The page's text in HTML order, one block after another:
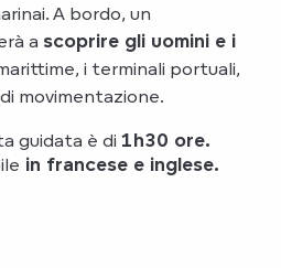
A bordo, un
a scoprire gli uomini e i
i terminali portuali,
movimentazione.
guidata è di 1h30 ore.
in francese e inglese.